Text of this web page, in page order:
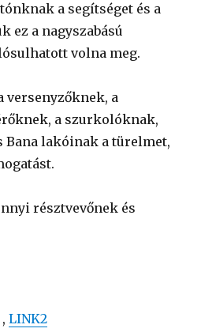
a segítséget és a
ez a nagyszabású
volna meg.
versenyzőknek, a
a szurkolóknak,
Bana lakóinak a türelmet,
résztvevőnek és
,LINK2